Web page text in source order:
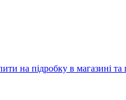
на підробку в магазині